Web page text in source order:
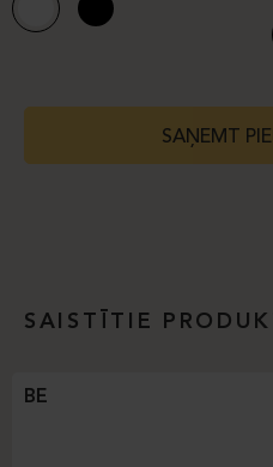
SAŅEMT
SAISTĪTIE
BE